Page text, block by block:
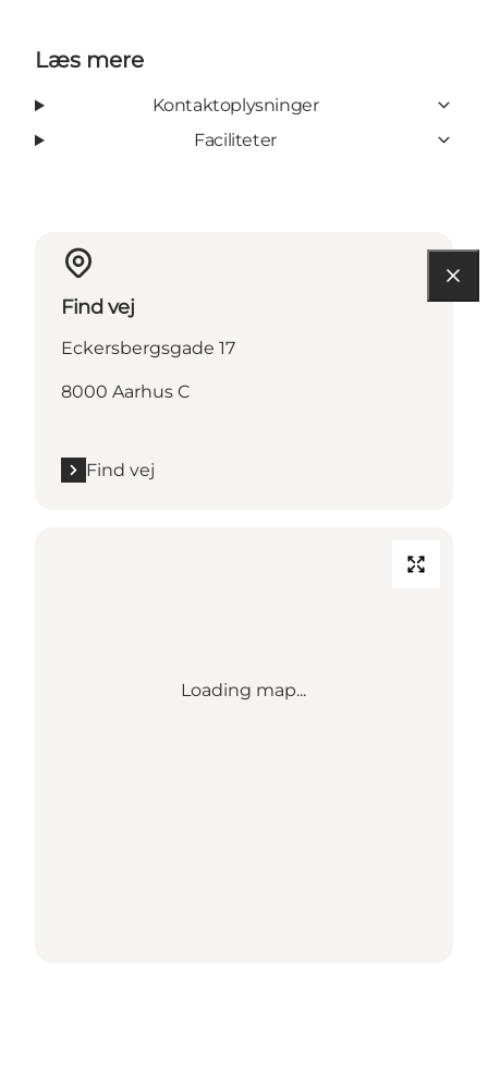
Læs mere
Kontaktoplysninger
Faciliteter
Find vej
Eckersbergsgade 17
8000 Aarhus C
Find vej
Loading map...